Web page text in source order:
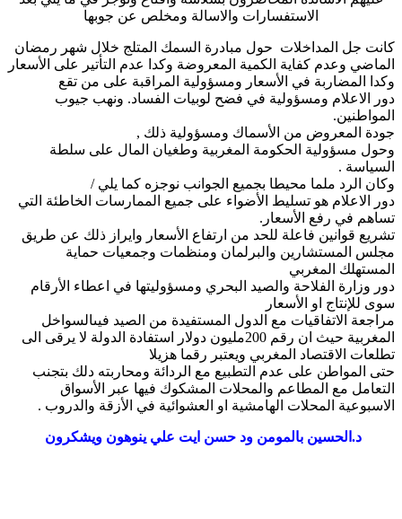
الاستفسارات والاسالة ومخلص عن جوبها
كانت جل المداخلات حول مبادرة السمك المتلج خلال شهر رمضان
الماضي وعدم كفاية الكمية المعروضة وكدا عدم التأتير على الأسعار
وكدا المضاربة في الأسعار ومسؤولية المراقبة على من تقع
دور الاعلام ومسؤولية في فضح لوبيات الفساد. ونهب جيوب
المواطنين.
جودة المعروض من الأسماك ومسؤولية ذلك ,
وحول مسؤولية الحكومة المغربية وطغيان المال على سلطة
السياسة .
وكان الرد ملما محيطا بجميع الجوانب نوجزه كما يلي /
دور الاعلام هو تسليط الأضواء على جميع الممارسات الخاطئة التي
تساهم في رفع الأسعار.
تشريع قوانين فاعلة للحد من ارتفاع الأسعار وايراز ذلك عن طريق
مجلس المستشارين والبرلمان ومنظمات وجمعيات حماية
المستهلك المغربي
دور وزارة الفلاحة والصيد البحري ومسؤوليتها في اعطاء الأرقام
سوى للإنتاج او الأسعار
مراجعة الاتفاقيات مع الدول المستفيدة من الصيد فيىالسواخل
المغربية حيث ان رقم 200مليون دولار استفادة الدولة لا يرقى الى
تطلعات الاقتصاد المغربي ويعتبر رقما هزيلا
حتى المواطن على عدم التطبيع مع الردائة ومحاربته دلك بتجنب
التعامل مع المطاعم والمحلات المشكوك فيها عبر الأسواق
الاسبوعية المحلات الهامشية او العشوائية في الأزقة والدروب .
د.الحسين بالمومن ود حسن ايت علي ينوهون ويشكرون